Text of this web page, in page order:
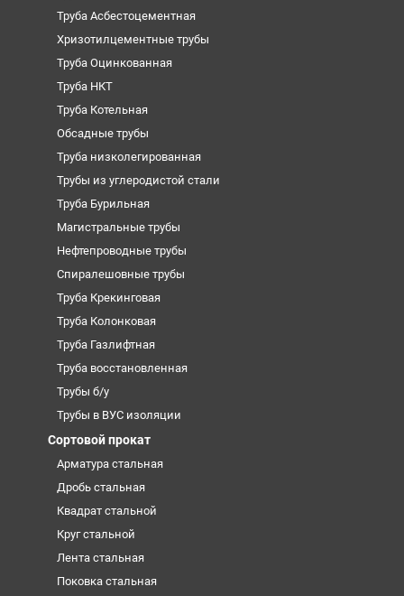
Труба Асбестоцементная
Хризотилцементные трубы
Труба Оцинкованная
Труба НКТ
Труба Котельная
Обсадные трубы
Труба низколегированная
Трубы из углеродистой стали
Труба Бурильная
Магистральные трубы
Нефтепроводные трубы
Спиралешовные трубы
Труба Крекинговая
Труба Колонковая
Труба Газлифтная
Труба восстановленная
Трубы б/у
Трубы в ВУС изоляции
Сортовой прокат
Арматура стальная
Дробь стальная
Квадрат стальной
Круг стальной
Лента стальная
Поковка стальная